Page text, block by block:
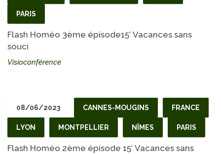
PARIS
Flash Homéo 3ème épisode15′ Vacances sans
souci
Visioconférence
08/06/2023 CANNES-MOUGINS FRANCE
LYON MONTPELLIER NÎMES PARIS
Flash Homéo 2ème épisode 15′ Vacances sans